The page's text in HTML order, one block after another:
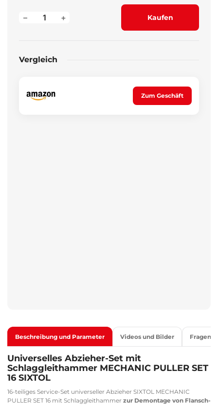
+
– Kaufen
Vergleich
Zum Geschäft
Beschreibung und Parameter Videos und Bilder Fragen
Universelles Abzieher-Set mit
Schlaggleithammer MECHANIC PULLER SET
16 SIXTOL
16-teiliges Service-Set universeller Abzieher SIXTOL MECHANIC
PULLER SET 16 mit Schlaggleithammer zur Demontage von Flansch-